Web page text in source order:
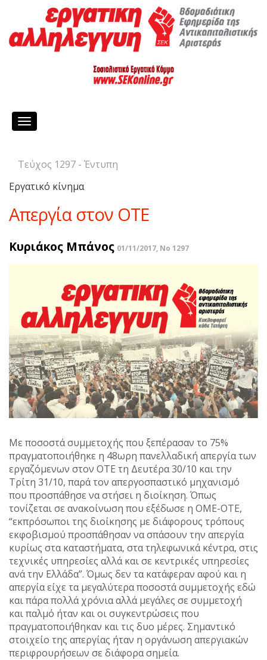
Toggle
Τεύχος 1297 - Έντυπη
Εργατικό κίνημα
Απεργία στον ΟΤΕ
Κυριάκος Μπάνος 01/11/2017, No 1297
Με ποσοστά συμμετοχής που ξεπέρασαν το 75%
πραγματοποιήθηκε η 48ωρη πανελλαδική απεργία των
εργαζόμενων στον ΟΤΕ τη Δευτέρα 30/10 και την
Τρίτη 31/10, παρά τον απεργοσπαστικό μηχανισμό
που προσπάθησε να στήσει η διοίκηση. Όπως
τονίζεται σε ανακοίνωση που εξέδωσε η ΟΜΕ-ΟΤΕ,
“εκπρόσωποι της διοίκησης με διάφορους τρόπους
εκφοβισμού προσπάθησαν να σπάσουν την απεργία
κυρίως στα καταστήματα, στα τηλεφωνικά κέντρα, στις
τεχνικές υπηρεσίες αλλά και σε κεντρικές υπηρεσίες
ανά την Ελλάδα”. Όμως δεν τα κατάφεραν αφού και η
απεργία είχε τα μεγαλύτερα ποσοστά συμμετοχής εδώ
και πάρα πολλά χρόνια αλλά μεγάλες σε συμμετοχή
και παλμό ήταν και οι συγκεντρώσεις που
πραγματοποιήθηκαν και τις δυο μέρες. Σημαντικό
στοιχείο της απεργίας ήταν η οργάνωση απεργιακών
περιφρουρήσεων σε διάφορα σημεία.